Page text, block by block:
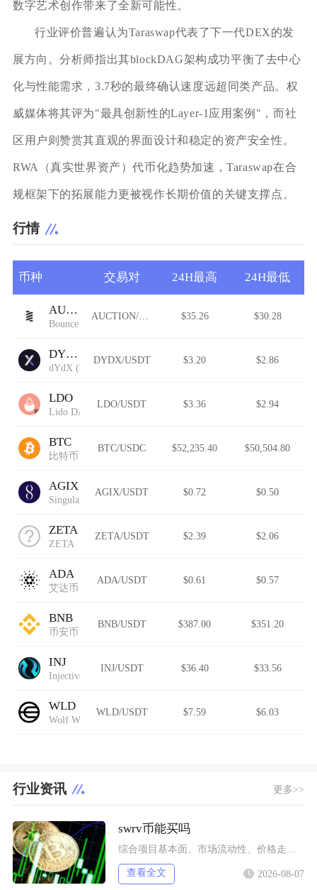
数字艺术创作带来了全新可能性。
行业评价普遍认为Taraswap代表了下一代DEX的发
展方向。分析师指出其blockDAG架构成功平衡了去中心
化与性能需求，3.7秒的最终确认速度远超同类产品。权
威媒体将其评为"最具创新性的Layer-1应用案例"，而社
区用户则赞赏其直观的界面设计和稳定的资产安全性。
RWA（真实世界资产）代币化趋势加速，Taraswap在合
规框架下的拓展能力更被视作长期价值的关键支撑点。
行情
币种 交易对 24H最高 24H最低
AUCTION
Bounce
AUCTION/USDT $35.26 $30.28
DYDX
dYdX (Wormhole)
DYDX/USDT $3.20 $2.86
LDO
Lido DAO (Wormhole)
LDO/USDT $3.36 $2.94
BTC
比特币
BTC/USDC $52,235.40 $50,504.80
AGIX
SingularityNET
AGIX/USDT $0.72 $0.50
ZETA
ZETA
ZETA/USDT $2.39 $2.06
ADA
艾达币
ADA/USDT $0.61 $0.57
BNB
币安币
BNB/USDT $387.00 $351.20
INJ
Injective
INJ/USDT $36.40 $33.56
WLD
Wolf Works DAO
WLD/USDT $7.59 $6.03
行业资讯 更多>>
swrv币能买吗
查看全文 2026-08-07